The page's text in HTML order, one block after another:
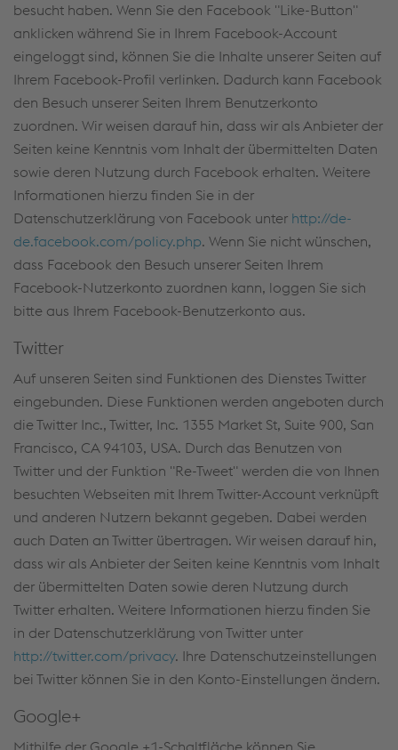
besucht haben. Wenn Sie den Facebook "Like-Button"
anklicken während Sie in Ihrem Facebook-Account
eingeloggt sind, können Sie die Inhalte unserer Seiten auf
Ihrem Facebook-Profil verlinken. Dadurch kann Facebook
den Besuch unserer Seiten Ihrem Benutzerkonto
zuordnen. Wir weisen darauf hin, dass wir als Anbieter der
Seiten keine Kenntnis vom Inhalt der übermittelten Daten
sowie deren Nutzung durch Facebook erhalten. Weitere
Informationen hierzu finden Sie in der
Datenschutzerklärung von Facebook unter http://de-
de.facebook.com/policy.php. Wenn Sie nicht wünschen,
dass Facebook den Besuch unserer Seiten Ihrem
Facebook-Nutzerkonto zuordnen kann, loggen Sie sich
bitte aus Ihrem Facebook-Benutzerkonto aus.
Twitter
Auf unseren Seiten sind Funktionen des Dienstes Twitter
eingebunden. Diese Funktionen werden angeboten durch
die Twitter Inc., Twitter, Inc. 1355 Market St, Suite 900, San
Francisco, CA 94103, USA. Durch das Benutzen von
Twitter und der Funktion "Re-Tweet" werden die von Ihnen
besuchten Webseiten mit Ihrem Twitter-Account verknüpft
und anderen Nutzern bekannt gegeben. Dabei werden
auch Daten an Twitter übertragen. Wir weisen darauf hin,
dass wir als Anbieter der Seiten keine Kenntnis vom Inhalt
der übermittelten Daten sowie deren Nutzung durch
Twitter erhalten. Weitere Informationen hierzu finden Sie
in der Datenschutzerklärung von Twitter unter
http://twitter.com/privacy. Ihre Datenschutzeinstellungen
bei Twitter können Sie in den Konto-Einstellungen ändern.
Google+
Mithilfe der Google +1-Schaltfläche können Sie